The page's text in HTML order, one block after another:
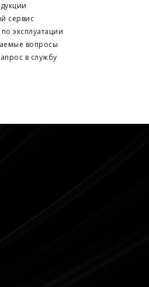
сервис
эксплуатации
вопросы
в службу